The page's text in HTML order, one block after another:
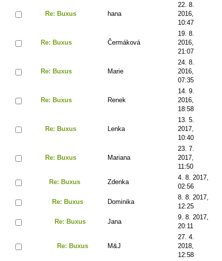
Re: Buxus hana
22. 8.
2016,
10:47
Re: Buxus Čermáková
19. 8.
2016,
21:07
Re: Buxus Marie
24. 8.
2016,
07:35
Re: Buxus Renek
14. 9.
2016,
18:58
Re: Buxus Lenka
13. 5.
2017,
10:40
Re: Buxus Mariana
23. 7.
2017,
11:50
Re: Buxus Zdenka
4. 8. 2017,
02:56
Re: Buxus Dominika
8. 8. 2017,
12:25
Re: Buxus Jana
9. 8. 2017,
20:11
Re: Buxus M&J
27. 4.
2018,
12:58